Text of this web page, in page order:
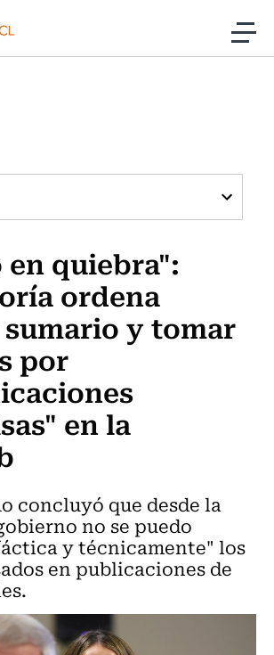
al contenido
y TV Usach
en quiebra":
ordena
y tomar
por
en la
concluyó que desde la
no se puedo
y técnicamente" los
en publicaciones de